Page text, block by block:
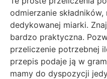
odmierzanie
dedykowanej miarki.
bardzo praktyczna.
przeliczenie potrzebnej
przepis podaje ją w
mamy do dyspozycji